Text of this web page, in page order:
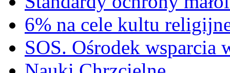
6% na cele kultu
SOS. Ośrodek wsparcia